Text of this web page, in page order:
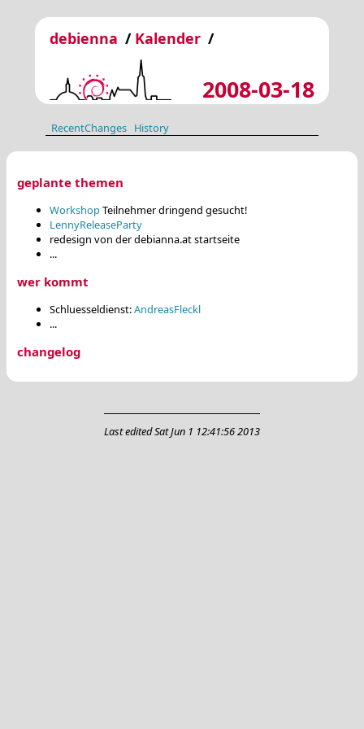
debienna / Kalender /
2008-03-18
RecentChanges History
geplante themen
WorkshopTeilnehmer dringend gesucht!
LennyReleaseParty
redesign von der debianna.at startseite
...
wer kommt
Schluesseldienst:AndreasFleckl
...
changelog
Last editedSat Jun 1 12:41:56 2013